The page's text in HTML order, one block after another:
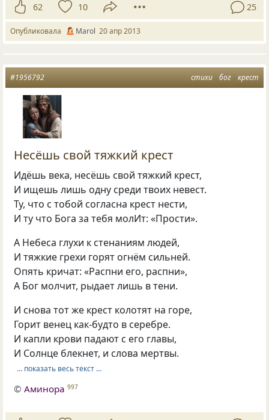
62 10 25
Опубликовала Marol 20 апр 2013
стихи бог крест
#1956792
Несёшь свой тяжкий крест
Идёшь века, несёшь свой тяжкий крест,
И ищешь лишь одну среди твоих невест.
Ту, что с тобой согласна крест нести,
И ту что Бога за тебя молИт: «Прости».
А Небеса глухи к стенаниям людей,
И тяжкие грехи горят огнём сильней.
Опять кричат: «Распни его, распни»,
А Бог молчит, рыдает лишь в тени.
И снова тот же крест колотят на горе,
Горит венец как-будто в серебре.
И капли крови падают с его главы,
И Солнце блекнет, и слова мертвы.
… показать весь текст …
©Аминора 997